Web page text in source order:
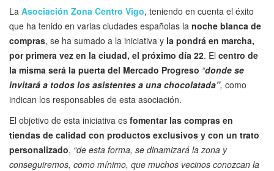
La Asociación Zona Centro Vigo, teniendo en cuenta el éxito
que ha tenido en varias ciudades españolas la noche blanca de
compras, se ha sumado a la iniciativa y la pondrá en marcha,
por primera vez en la ciudad, el próximo día 22. El centro de
la misma será la puerta del Mercado Progreso “donde se
invitará a todos los asistentes a una chocolatada”, como
indican los responsables de esta asociación.
El objetivo de esta iniciativa es fomentar las compras en
tiendas de calidad con productos exclusivos y con un trato
personalizado, “de esta forma, se dinamizará la zona y
conseguiremos, como mínimo, que muchos vecinos conozcan la